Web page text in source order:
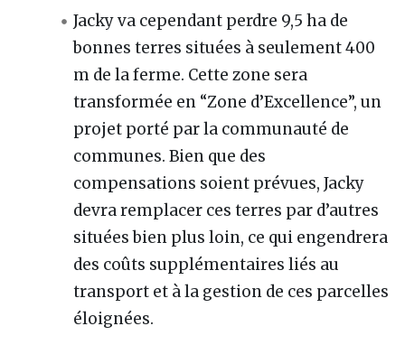
Jacky va cependant perdre 9,5 ha de
bonnes terres situées à seulement 400
m de la ferme. Cette zone sera
transformée en “Zone d’Excellence”, un
projet porté par la communauté de
communes. Bien que des
compensations soient prévues, Jacky
devra remplacer ces terres par d’autres
situées bien plus loin, ce qui engendrera
des coûts supplémentaires liés au
transport et à la gestion de ces parcelles
éloignées.